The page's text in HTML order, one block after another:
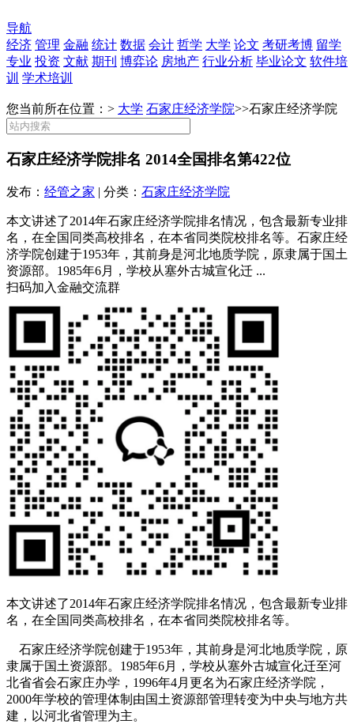
导航
经济 管理 金融 统计 数据 会计 哲学 大学 论文 考研考博 留学
专业 投资 文献 期刊 博弈论 房地产 行业分析 毕业论文 软件培
训 学术培训
您当前所在位置：> 大学 石家庄经济学院>>石家庄经济学院
石家庄经济学院排名 2014全国排名第422位
发布： 经管之家 | 分类： 石家庄经济学院
本文讲述了2014年石家庄经济学院排名情况，包含最新专业排
名，在全国同类高校排名，在本省同类院校排名等。石家庄经
济学院创建于1953年，其前身是河北地质学院，原隶属于国土
资源部。1985年6月，学校从塞外古城宣化迁 ...
扫码加入金融交流群
本文讲述了2014年石家庄经济学院排名情况，包含最新专业排
名，在全国同类高校排名，在本省同类院校排名等。
石家庄经济学院创建于1953年，其前身是河北地质学院，原
隶属于国土资源部。1985年6月，学校从塞外古城宣化迁至河
北省省会石家庄办学，1996年4月更名为石家庄经济学院，
2000年学校的管理体制由国土资源部管理转变为中央与地方共
建，以河北省管理为主。